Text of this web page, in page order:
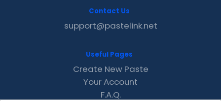
Contact Us
support@pastelink.net
Useful Pages
Create New Paste
Your Account
F.A.Q.